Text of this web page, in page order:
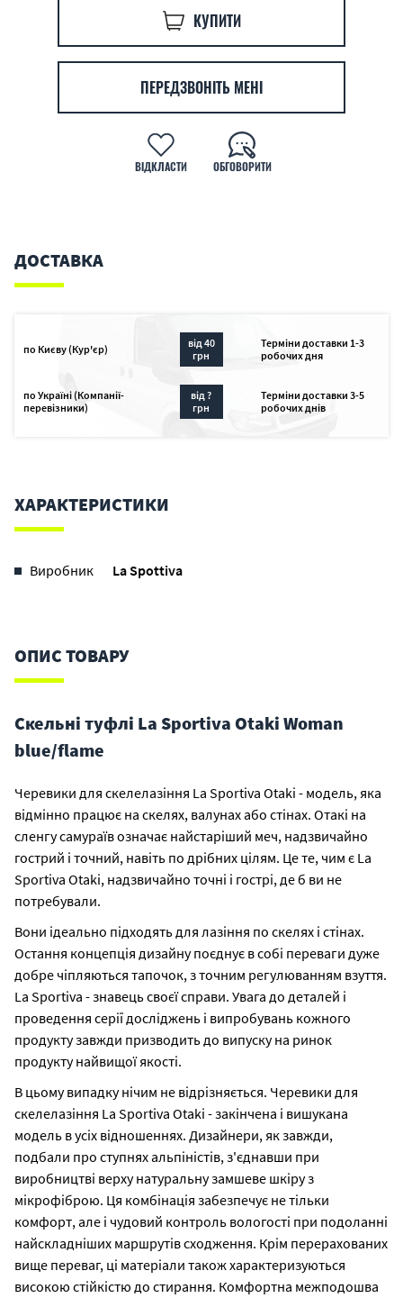
КУПИТИ
ПЕРЕДЗВОНІТЬ МЕНІ
ВІДКЛАСТИ ОБГОВОРИТИ
ДОСТАВКА
по Києву (Кур'єр)
від 40
грн
Терміни доставки 1-3
робочих дня
по Україні (Компанії-
перевізники)
від ?
грн
Терміни доставки 3-5
робочих днів
ХАРАКТЕРИСТИКИ
Виробник La Spottiva
ОПИС ТОВАРУ
Скельні туфлі La Sportiva Otaki Woman
blue/flame
Черевики для скелелазіння La Sportiva Otaki - модель, яка
відмінно працює на скелях, валунах або стінах. Отакі на
сленгу самураїв означає найстаріший меч, надзвичайно
гострий і точний, навіть по дрібних цілям. Це те, чим є La
Sportiva Otaki, надзвичайно точні і гострі, де б ви не
потребували.
Вони ідеально підходять для лазіння по скелях і стінах.
Остання концепція дизайну поєднує в собі переваги дуже
добре чіпляються тапочок, з точним регулюванням взуття.
La Sportiva - знавець своєї справи. Увага до деталей і
проведення серії досліджень і випробувань кожного
продукту завжди призводить до випуску на ринок
продукту найвищої якості.
В цьому випадку нічим не відрізняється. Черевики для
скелелазіння La Sportiva Otaki - закінчена і вишукана
модель в усіх відношеннях. Дизайнери, як завжди,
подбали про ступнях альпіністів, з'єднавши при
виробництві верху натуральну замшеве шкіру з
мікрофіброю. Ця комбінація забезпечує не тільки
комфорт, але і чудовий контроль вологості при подоланні
найскладніших маршрутів сходження. Крім перерахованих
вище переваг, ці матеріали також характеризуються
високою стійкістю до стирання. Комфортна межподошва